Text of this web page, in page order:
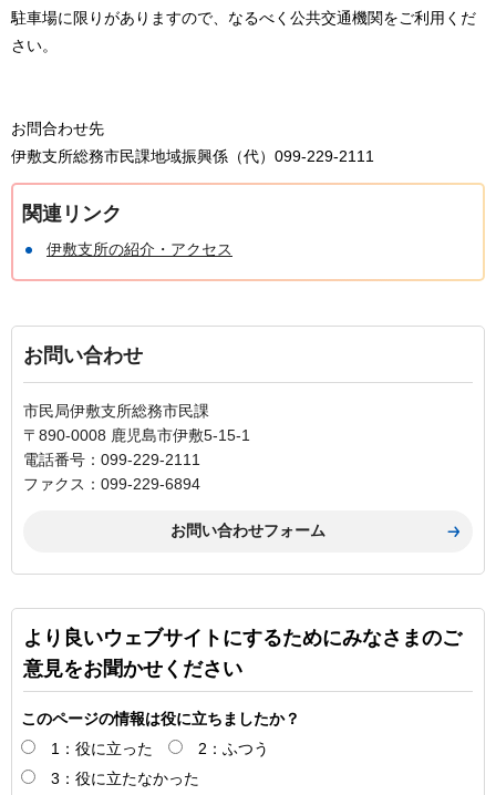
駐車場に限りがありますので、なるべく公共交通機関をご利用くだ
さい。
お問合わせ先
伊敷支所総務市民課地域振興係（代）099-229-2111
関連リンク
伊敷支所の紹介・アクセス
お問い合わせ
市民局伊敷支所総務市民課
〒890-0008 鹿児島市伊敷5-15-1
電話番号：099-229-2111
ファクス：099-229-6894
より良いウェブサイトにするためにみなさまのご
意見をお聞かせください
このページの情報は役に立ちましたか？
1：役に立った
2：ふつう
3：役に立たなかった